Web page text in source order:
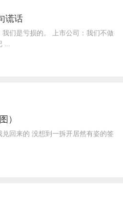
谎话
们是亏损的。 上市公司：我们不做
）
回来的 没想到一拆开居然有姿的签